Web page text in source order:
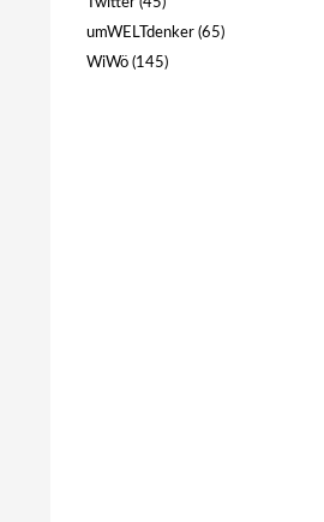
umWELTdenker (65)
WiWö (145)